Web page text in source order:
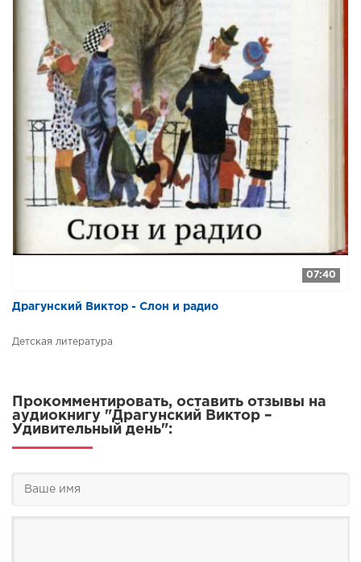
07:40
Драгунский Виктор - Слон и радио
Детская литература
Прокомментировать, оставить отзывы на
аудиокнигу "Драгунский Виктор –
Удивительный день":